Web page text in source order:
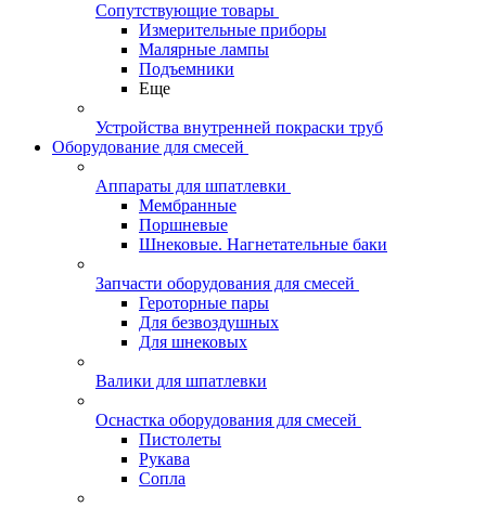
Сопутствующие товары
Измерительные приборы
Малярные лампы
Подъемники
Еще
Устройства внутренней покраски труб
Оборудование для смесей
Аппараты для шпатлевки
Мембранные
Поршневые
Шнековые. Нагнетательные баки
Запчасти оборудования для смесей
Героторные пары
Для безвоздушных
Для шнековых
Валики для шпатлевки
Оснастка оборудования для смесей
Пистолеты
Рукава
Сопла